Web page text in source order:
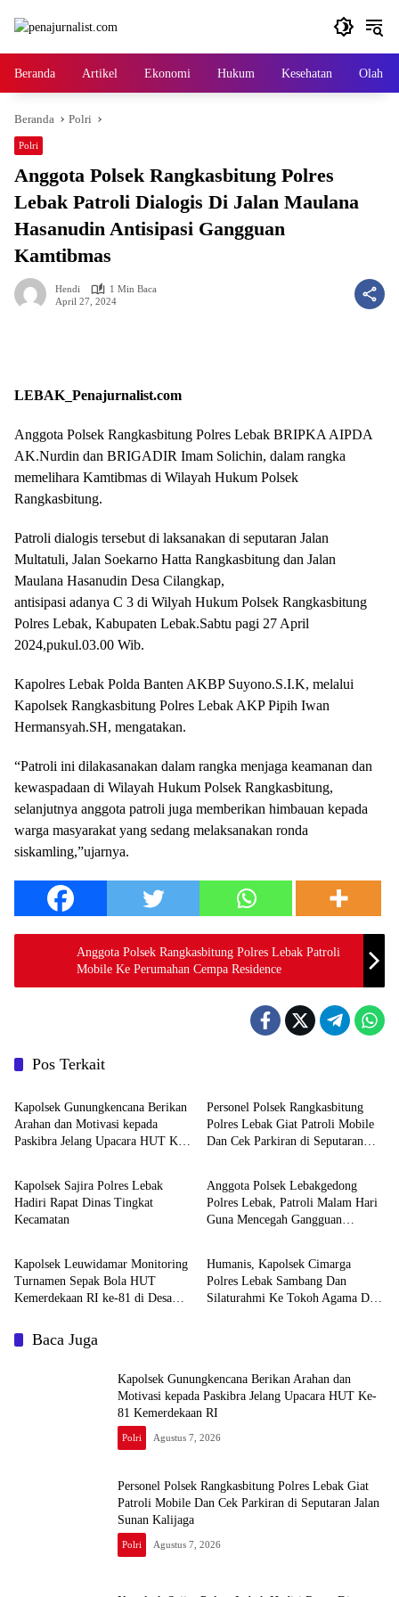
Beranda Artikel Ekonomi Hukum Kesehatan Olah
Beranda Polri
Polri
Anggota Polsek Rangkasbitung Polres
Lebak Patroli Dialogis Di Jalan Maulana
Hasanudin Antisipasi Gangguan
Kamtibmas
Hendi
1 Min Baca
April 27, 2024
LEBAK_Penajurnalist.com
Anggota Polsek Rangkasbitung Polres Lebak BRIPKA AIPDA
AK.Nurdin dan BRIGADIR Imam Solichin, dalam rangka
memelihara Kamtibmas di Wilayah Hukum Polsek
Rangkasbitung.
Patroli dialogis tersebut di laksanakan di seputaran Jalan
Multatuli, Jalan Soekarno Hatta Rangkasbitung dan Jalan
Maulana Hasanudin Desa Cilangkap,
antisipasi adanya C 3 di Wilyah Hukum Polsek Rangkasbitung
Polres Lebak, Kabupaten Lebak.Sabtu pagi 27 April
2024,pukul.03.00 Wib.
Kapolres Lebak Polda Banten AKBP Suyono.S.I.K, melalui
Kapolsek Rangkasbitung Polres Lebak AKP Pipih Iwan
Hermansyah.SH, mengatakan.
“Patroli ini dilakasanakan dalam rangka menjaga keamanan dan
kewaspadaan di Wilayah Hukum Polsek Rangkasbitung,
selanjutnya anggota patroli juga memberikan himbauan kepada
warga masyarakat yang sedang melaksanakan ronda
siskamling,”ujarnya.
Anggota Polsek Rangkasbitung Polres Lebak Patroli
Mobile Ke Perumahan Cempa Residence
Pos Terkait
Polri
‎Kapolsek Gunungkencana Berikan
Arahan dan Motivasi kepada
Paskibra Jelang Upacara HUT Ke-
Personel Polsek Rangkasbitung
Polres Lebak Giat Patroli Mobile
Dan Cek Parkiran di Seputaran
Polri
Kapolsek Sajira Polres Lebak
Hadiri Rapat Dinas Tingkat
Kecamatan
Polri
Anggota Polsek Lebakgedong
Polres Lebak, Patroli Malam Hari
Guna Mencegah Gangguan
Polri
Kapolsek Leuwidamar Monitoring
Turnamen Sepak Bola HUT
Kemerdekaan RI ke-81 di Desa
Polri
Humanis, Kapolsek Cimarga
Polres Lebak Sambang Dan
Silaturahmi Ke Tokoh Agama Desa
Baca Juga
‎Kapolsek Gunungkencana Berikan Arahan dan
Motivasi kepada Paskibra Jelang Upacara HUT Ke-
81 Kemerdekaan RI
Polri Agustus 7, 2026
Personel Polsek Rangkasbitung Polres Lebak Giat
Patroli Mobile Dan Cek Parkiran di Seputaran Jalan
Sunan Kalijaga
Polri Agustus 7, 2026